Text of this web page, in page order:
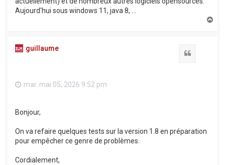
Aujourd'hui sous windows 11, java 8, ...
guillaume
mar. mai 05, 2026 9:52 pm
Bonjour,
On va refaire quelques tests sur la version 1.8 en préparation
pour empêcher ce genre de problèmes.
Cordialement,